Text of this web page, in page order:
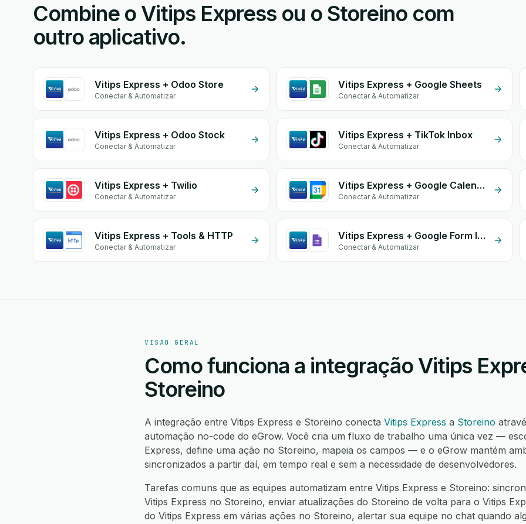
Combine o Vitips Express ou o Storeino com
outro aplicativo.
Vitips Express + Odoo Store
Conectar & Automatizar
Vitips Express + Google Sheets
Conectar & Automatizar
Vitips Express + Odoo Stock
Conectar & Automatizar
Vitips Express + TikTok Inbox
Conectar & Automatizar
Vitips Express + Twilio
Conectar & Automatizar
Vitips Express + Google Calendar
Conectar & Automatizar
Vitips Express + Tools & HTTP
Conectar & Automatizar
Vitips Express + Google Form Integration
Conectar & Automatizar
VISÃO GERAL
Como funciona a integração Vitips
Storeino
A integração entre Vitips Express e Storeino conecta Vitips Express a Storeino
automação no-code do eGrow. Você cria um fluxo de trabalho uma única vez —
Express, define uma ação no Storeino, mapeia os campos — e o eGrow mantém
sincronizados a partir daí, em tempo real e sem a necessidade de desenvolvedores.
Tarefas comuns que as equipes automatizam entre Vitips Express e Storeino:
Vitips Express no Storeino, enviar atualizações do Storeino de volta para o Vitips
do Vitips Express em várias ações no Storeino, alertar sua equipe no chat quando